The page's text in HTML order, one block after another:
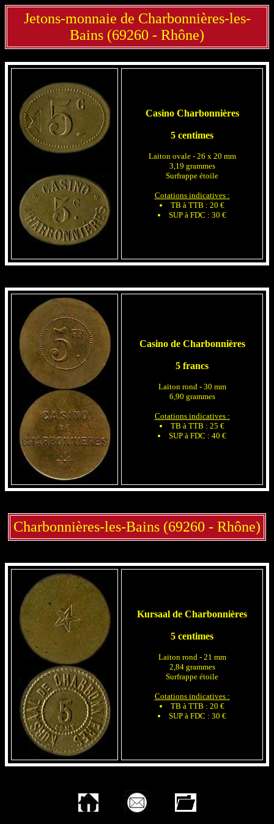
Jetons-monnaie de Charbonnières-les-
Bains (69260 - Rhône)
Casino Charbonnières
5 centimes
Laiton ovale - 26 x 20 mm
3,19 grammes
Surfrappe étoile
Cotations indicatives :
TB à TTB : 20 €
SUP à FDC : 30 €
Casino de Charbonnières
5 francs
Laiton rond - 30 mm
6,90 grammes
Cotations indicatives :
TB à TTB : 25 €
SUP à FDC : 40 €
Charbonnières-les-Bains (69260 - Rhône)
Kursaal de Charbonnières
5 centimes
Laiton rond - 21 mm
2,84 grammes
Surfrappe étoile
Cotations indicatives :
TB à TTB : 20 €
SUP à FDC : 30 €